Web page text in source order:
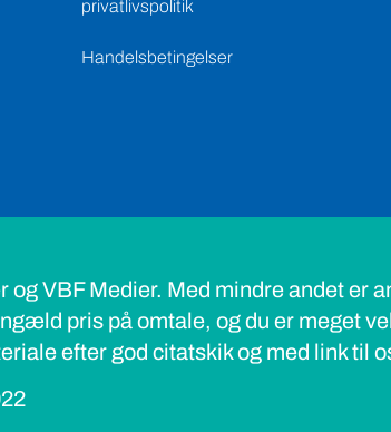
privatlivspolitik
Handelsbetingelser
VBF Medier. Med mindre andet er
pris på omtale, og du er meget
efter god citatskik og med link til